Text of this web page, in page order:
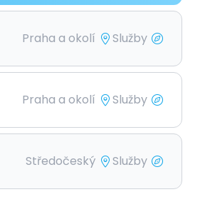
Praha a okolí Služby
Praha a okolí Služby
Středočeský Služby